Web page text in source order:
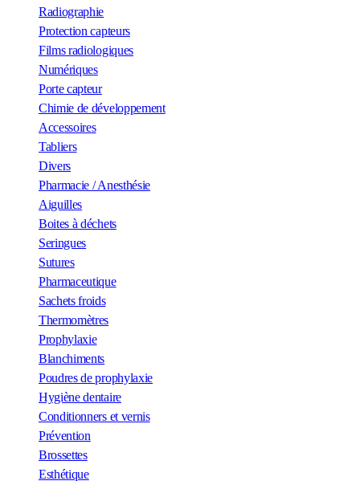
Radiographie
Protection capteurs
Films radiologiques
Numériques
Porte capteur
Chimie de développement
Accessoires
Tabliers
Divers
Pharmacie / Anesthésie
Aiguilles
Boites à déchets
Seringues
Sutures
Pharmaceutique
Sachets froids
Thermomètres
Prophylaxie
Blanchiments
Poudres de prophylaxie
Hygiène dentaire
Conditionners et vernis
Prévention
Brossettes
Esthétique